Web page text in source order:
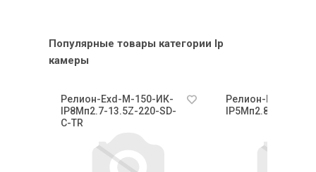
Популярные товары категории Ip
камеры
Релион-Exd-М-150-ИК-
IP8Мп2.7-13.5Z-220-SD-
С-TR
Релион-Exd-Н-
IP5Мп2.8mm-PoE-